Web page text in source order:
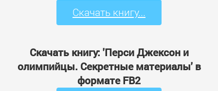
Скачать книгу...
Скачать книгу: 'Перси Джексон и
олимпийцы. Секретные материалы' в
формате FB2